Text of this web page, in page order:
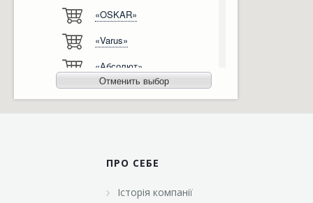
«OSKAR»
«Varus»
«Абсолют»
«Агро-Овен»
«Бімаркет»
«Брусничка»
Отменить выбор
ПРО СЕБЕ
Історія компанії